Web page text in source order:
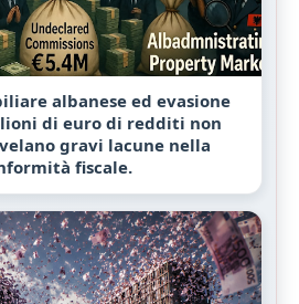
albanese ed evasione
di euro di redditi non
gravi lacune nella
fiscale.